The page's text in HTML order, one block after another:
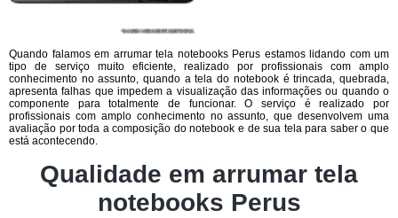
Quando falamos em arrumar tela notebooks Perus estamos lidando com um
tipo de serviço muito eficiente, realizado por profissionais com amplo
conhecimento no assunto, quando a tela do notebook é trincada, quebrada,
apresenta falhas que impedem a visualização das informações ou quando o
componente para totalmente de funcionar. O serviço é realizado por
profissionais com amplo conhecimento no assunto, que desenvolvem uma
avaliação por toda a composição do notebook e de sua tela para saber o que
está acontecendo.
Qualidade em arrumar tela
notebooks Perus